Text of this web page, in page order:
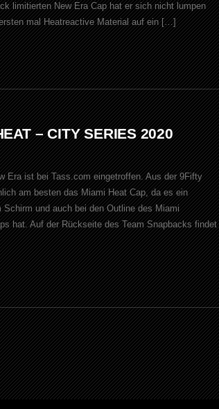
limitierten New Era Cap hat er sich nicht lumpen
mal Heatreactive Material auf ein […]
– CITY SERIES 2020
Era ist bei Tass.com eingetroffen. Aus der 9Fifty
am besten das Miami Heat Cap, da es ein
und auch bei den Outline des Miami
hat. Auf der Rückseite des Team Snapbacks findet